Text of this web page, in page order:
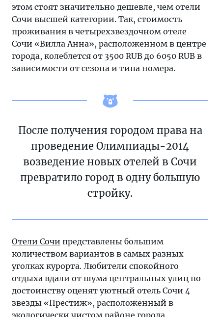
этом стоят значительно дешевле, чем отели
Сочи высшей категории. Так, стоимость
проживания в четырехзвездочном отеле
Сочи «Вилла Анна», расположенном в центре
города, колеблется от 3500 RUB до 6050 RUB в
зависимости от сезона и типа номера.
После получения городом права на
проведение Олимпиады-2014
возведение новых отелей в Сочи
превратило город в одну большую
стройку.
Отели Сочи представлены большим
количеством вариантов в самых разных
уголках курорта. Любители спокойного
отдыха вдали от шума центральных улиц по
достоинству оценят уютный отель Сочи 4
звезды «Престиж», расположенный в
экологически чистом районе города.